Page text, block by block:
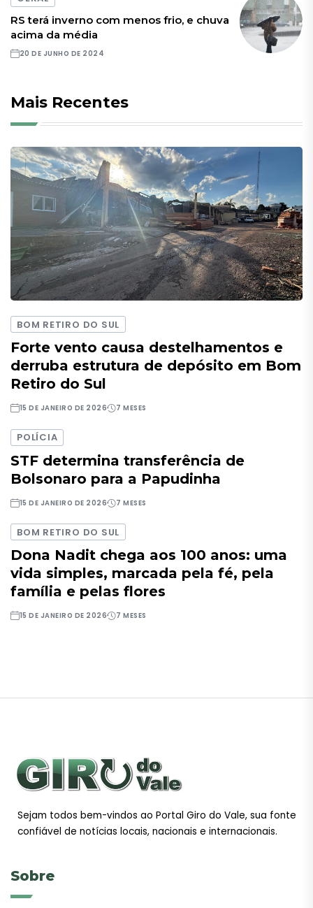
RS terá inverno com menos frio, e chuva
acima da média
20 DE JUNHO DE 2024
Mais Recentes
BOM RETIRO DO SUL
Forte vento causa destelhamentos e
derruba estrutura de depósito em Bom
Retiro do Sul
15 DE JANEIRO DE 2026 7 MESES
POLÍCIA
STF determina transferência de
Bolsonaro para a Papudinha
15 DE JANEIRO DE 2026 7 MESES
BOM RETIRO DO SUL
Dona Nadit chega aos 100 anos: uma
vida simples, marcada pela fé, pela
família e pelas flores
15 DE JANEIRO DE 2026 7 MESES
Sejam todos bem-vindos ao Portal Giro do Vale, sua fonte
confiável de notícias locais, nacionais e internacionais.
Sobre